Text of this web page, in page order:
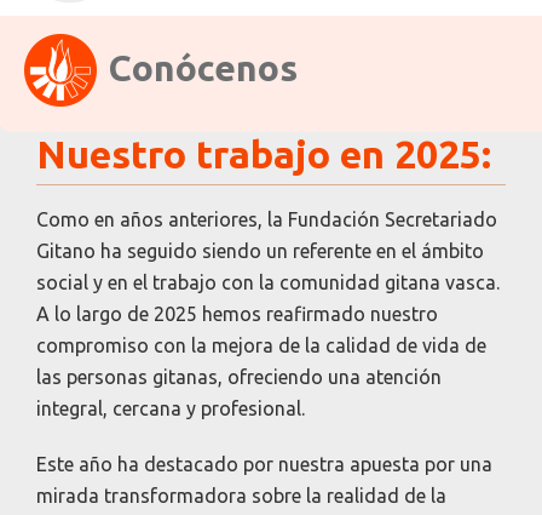
Conócenos
Nuestro trabajo en 2025:
Como en años anteriores, la Fundación Secretariado
Gitano ha seguido siendo un referente en el ámbito
social y en el trabajo con la comunidad gitana vasca.
A lo largo de 2025 hemos reafirmado nuestro
compromiso con la mejora de la calidad de vida de
las personas gitanas, ofreciendo una atención
integral, cercana y profesional.
Este año ha destacado por nuestra apuesta por una
mirada transformadora sobre la realidad de la